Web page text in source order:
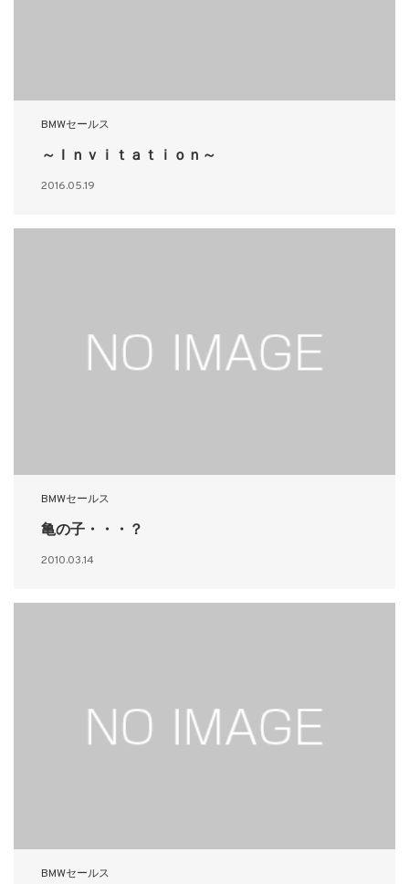
BMWセールス
～Ｉｎｖｉｔａｔｉｏｎ～
2016.05.19
BMWセールス
亀の子・・・？
2010.03.14
BMWセールス